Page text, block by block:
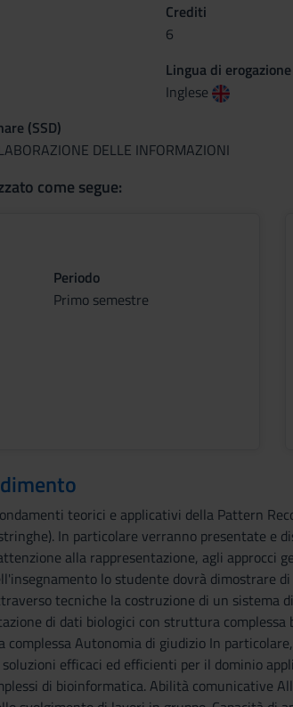
Crediti
6
Lingua di erogazione
Inglese
(SSD)
DELLE INFORMAZIONI
come segue:
Periodo
Primo semestre
teorici e applicativi della Pattern
In particolare verranno presentate e
alla rappresentazione, agli approcci
lo studente dovrà dimostrare
tecniche la costruzione di un sistema
di dati biologici con struttura
Autonomia di giudizio In
efficaci ed efficienti per il dominio
di bioinformatica. Abilità comunicative